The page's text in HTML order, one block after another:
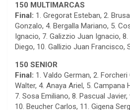
150 MULTIMARCAS
Final: 1. Gregorat Esteban, 2.
Gonzalo, 4. Bergalla Mariano, 5.
Ignacio, 7. Galizzio Juan Ignacio,
Diego, 10. Gallizio Juan Francisco,
150 SENIOR
Final: 1. Valdo German, 2.
Walter, 4. Anaya Ariel, 5. Campana
7. Sosa Emiliano, 8. Pascual
10. Beucher Carlos, 11. Gigena